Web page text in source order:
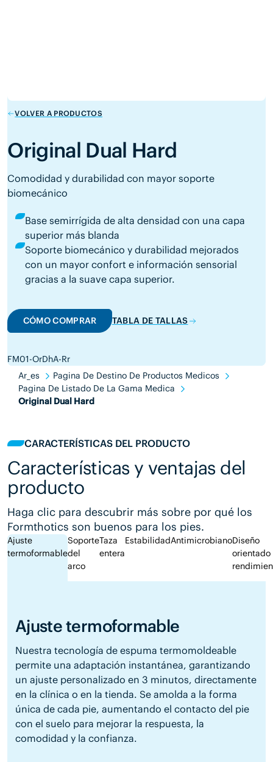
VOLVER A PRODUCTOS
Original Dual Hard
Comodidad y durabilidad con mayor soporte
biomecánico
Base semirrígida de alta densidad con una capa
superior más blanda
Soporte biomecánico y durabilidad mejorados
con un mayor confort e información sensorial
gracias a la suave capa superior.
CÓMO COMPRAR TABLA DE TALLAS
FM01-OrDhA-Rr
Ar_es
Pagina De Destino De Productos Medicos
Pagina De Listado De La Gama Medica
Original Dual Hard
CARACTERÍSTICAS DEL PRODUCTO
Características y ventajas del
producto
Haga clic para descubrir más sobre por qué los
Formthotics son buenos para los pies.
Ajuste
termoformable
Soporte
del
arco
Taza
entera
EstabilidadAntimicrobianoDiseño
orientado
Ajuste termoformable
Nuestra tecnología de espuma termomoldeable
permite una adaptación instantánea, garantizando
un ajuste personalizado en 3 minutos, directamente
en la clínica o en la tienda. Se amolda a la forma
única de cada pie, aumentando el contacto del pie
con el suelo para mejorar la respuesta, la
comodidad y la confianza.